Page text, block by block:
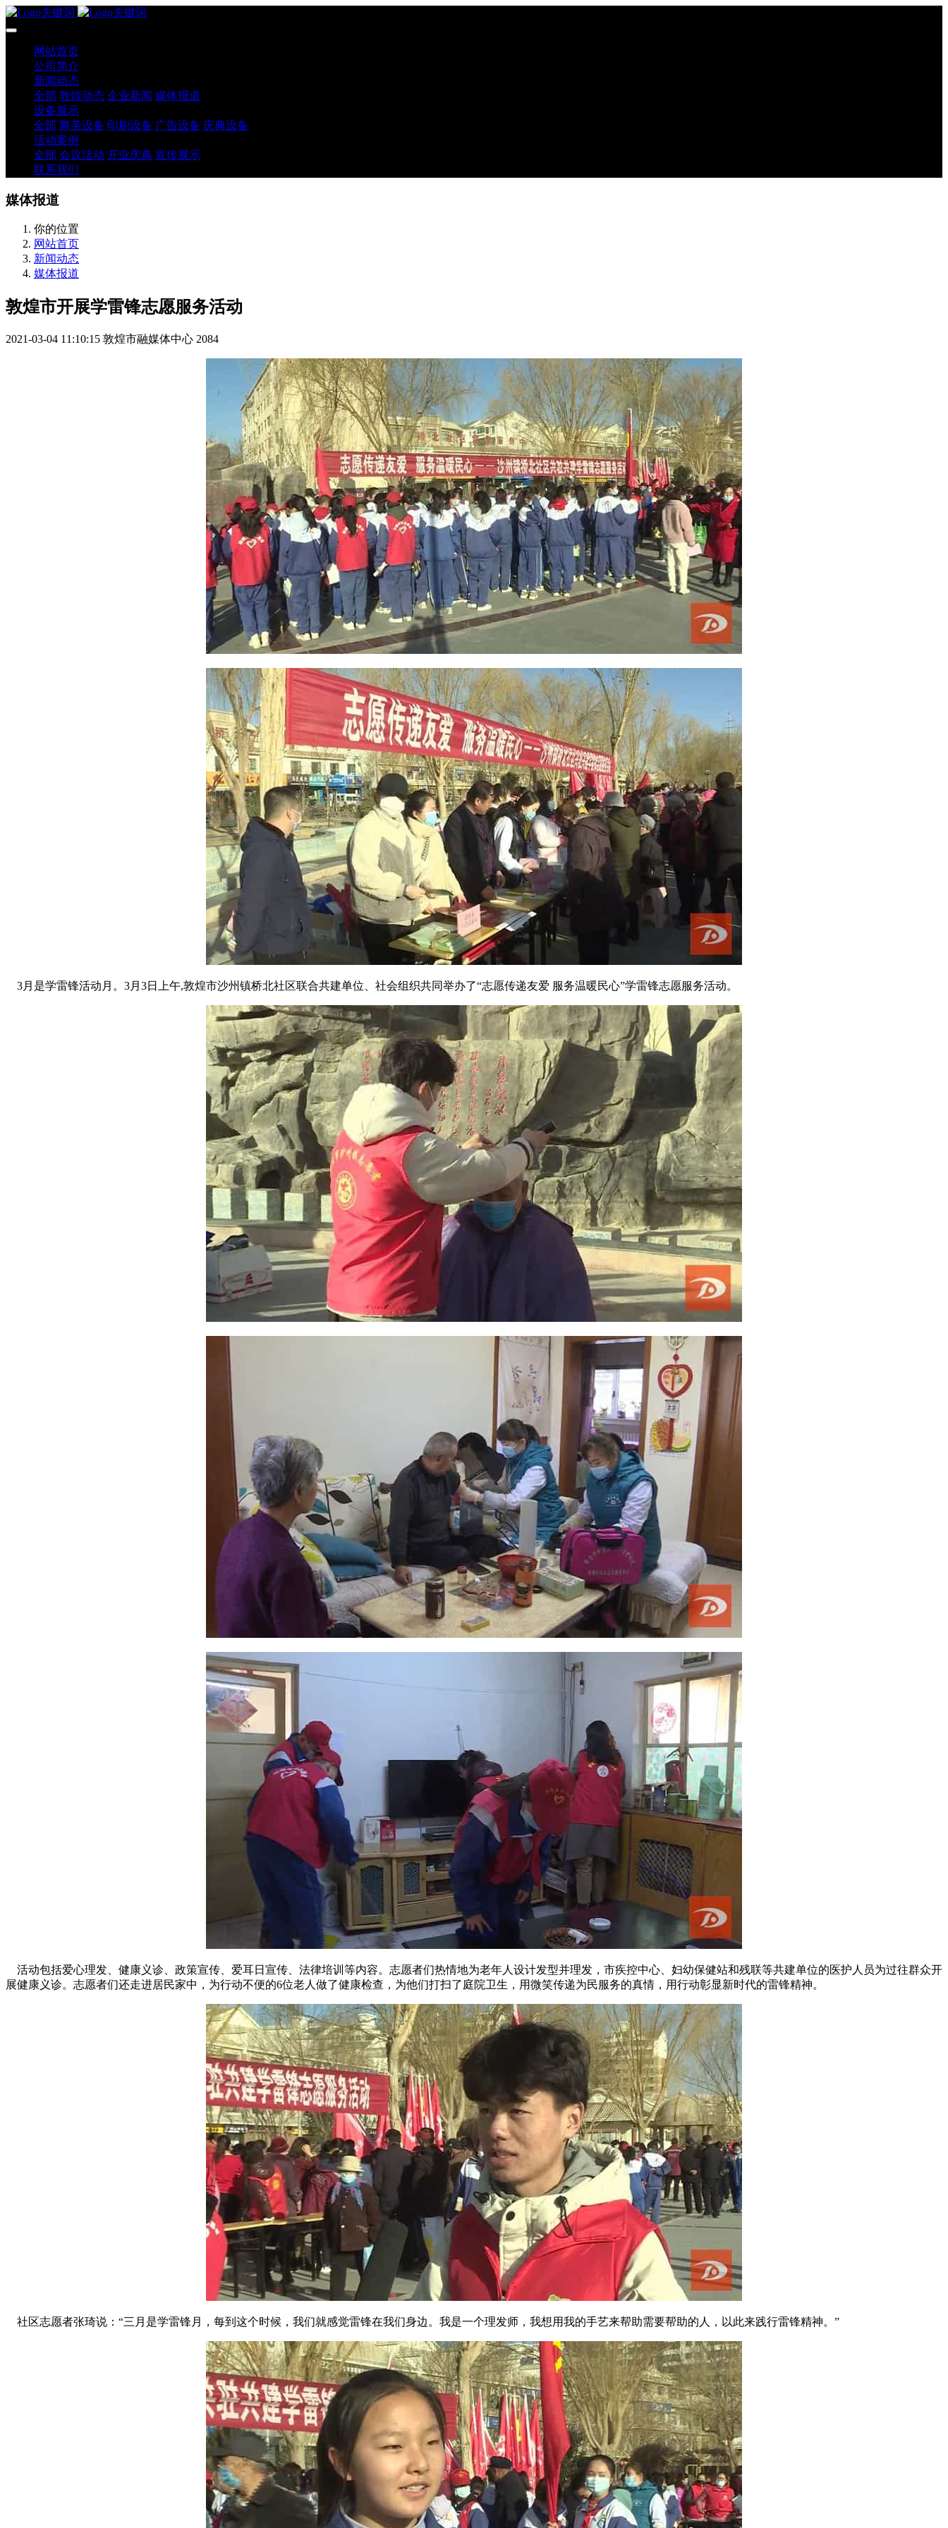
网站首页
公司简介
新闻动态
全部 敦煌动态 企业新闻 媒体报道
设备展示
全部 舞美设备 印刷设备 广告设备 庆典设备
活动案例
全部 会议活动 开业庆典 宣传展示
联系我们
媒体报道
你的位置
网站首页
新闻动态
媒体报道
敦煌市开展学雷锋志愿服务活动
2021-03-04 11:10:15 敦煌市融媒体中心 2084
3月是学雷锋活动月。3月3日上午,敦煌市沙州镇桥北社区联合共建单位、社会组织共同举办了“志愿传递友爱 服务温暖民心”学雷锋志愿服务活动。
活动包括爱心理发、健康义诊、政策宣传、爱耳日宣传、法律培训等内容。志愿者们热情地为老年人设计发型并理发，市疾控中心、妇幼保健站和残联等共建单位的医护人员为过往群众开
展健康义诊。志愿者们还走进居民家中，为行动不便的6位老人做了健康检查，为他们打扫了庭院卫生，用微笑传递为民服务的真情，用行动彰显新时代的雷锋精神。
社区志愿者张琦说：“三月是学雷锋月，每到这个时候，我们就感觉雷锋在我们身边。我是一个理发师，我想用我的手艺来帮助需要帮助的人，以此来践行雷锋精神。”